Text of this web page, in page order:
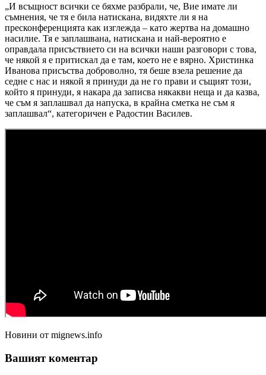
„И всъщност всички се бяхме разбрали, че, Вие имате ли
съмнения, че тя е била натискана, видяхте ли я на
пресконференцията как изглежда – като жертва на домашно
насилие. Тя е заплашвана, натискана и най-вероятно е
оправдала присъствието си на всички наши разговори с това,
че някой я е притискал да е там, което не е вярно. Христинка
Иванова присъства доброволно, тя беше взела решение да
седне с нас и някой я принуди да не го прави и същият този,
който я принуди, я накара да записва някакви неща и да казва,
че съм я заплашвал да напуска, в крайна сметка не съм я
заплашвал“, категоричен е Радостин Василев.
Новини от mignews.info
Вашият коментар